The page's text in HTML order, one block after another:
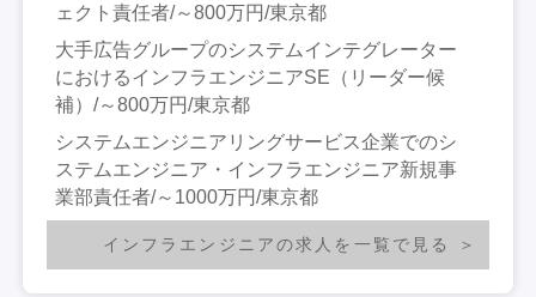
ェクト責任者/～800万円/東京都
大手広告グループのシステムインテグレーター
におけるインフラエンジニアSE（リーダー候
補）/～800万円/東京都
システムエンジニアリングサービス企業でのシ
ステムエンジニア・インフラエンジニア新規事
業部責任者/～1000万円/東京都
インフラエンジニアの求人を一覧で見る